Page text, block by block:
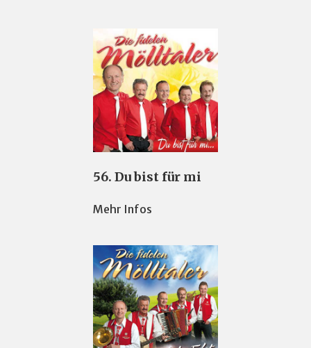
56. Du bist für mi
Mehr Infos